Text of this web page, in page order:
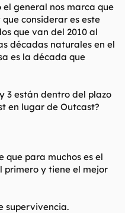
el general nos marca que
considerar es este
que van del 2010 al
décadas naturales en el
es la década que
3 están dentro del plazo
en lugar de Outcast?
que para muchos es el
primero y tiene el mejor
supervivencia.